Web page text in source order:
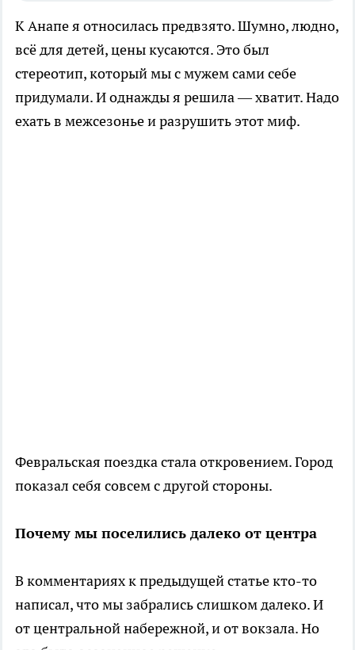
К Анапе я относилась предвзято. Шумно, людно,
всё для детей, цены кусаются. Это был
стереотип, который мы с мужем сами себе
придумали. И однажды я решила — хватит. Надо
ехать в межсезонье и разрушить этот миф.
Февральская поездка стала откровением. Город
показал себя совсем с другой стороны.
Почему мы поселились далеко от центра
В комментариях к предыдущей статье кто-то
написал, что мы забрались слишком далеко. И
от центральной набережной, и от вокзала. Но